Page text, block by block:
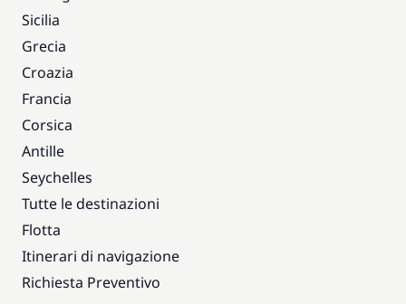
Sicilia
Grecia
Croazia
Francia
Corsica
Antille
Seychelles
Tutte le destinazioni
Flotta
Itinerari di navigazione
Richiesta Preventivo